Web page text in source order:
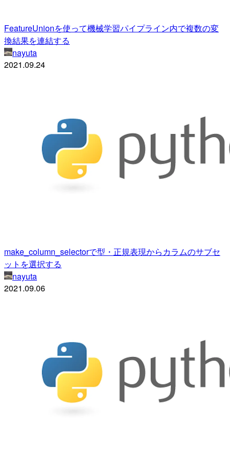
FeatureUnionを使って機械学習パイプライン内で複数の変
換結果を連結する
nayuta
2021.09.24
make_column_selectorで型・正規表現からカラムのサブセ
ットを選択する
nayuta
2021.09.06